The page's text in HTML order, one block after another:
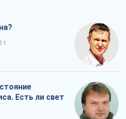
т.
Есть ли свет